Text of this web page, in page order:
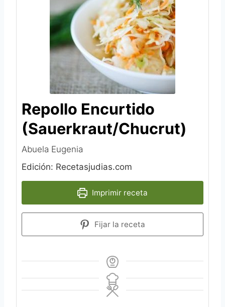
Repollo Encurtido
(Sauerkraut/Chucrut)
Abuela Eugenia
Edición: Recetasjudias.com
Imprimir receta
Fijar la receta